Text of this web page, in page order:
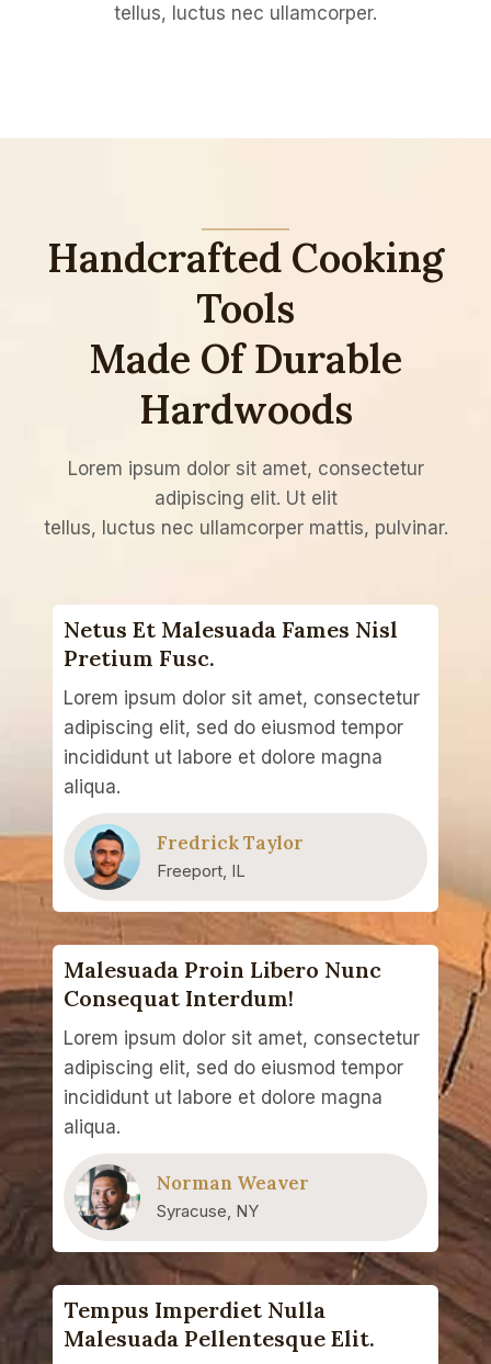
tellus, luctus nec ullamcorper.
Handcrafted Cooking
Tools
Made Of Durable
Hardwoods
Lorem ipsum dolor sit amet, consectetur
adipiscing elit. Ut elit
tellus, luctus nec ullamcorper mattis, pulvinar.
Netus Et Malesuada Fames Nisl
Pretium Fusc.​
Lorem ipsum dolor sit amet, consectetur
adipiscing elit, sed do eiusmod tempor
incididunt ut labore et dolore magna
aliqua.
Fredrick Taylor
Freeport, IL
Malesuada Proin Libero Nunc
Consequat Interdum!
Lorem ipsum dolor sit amet, consectetur
adipiscing elit, sed do eiusmod tempor
incididunt ut labore et dolore magna
aliqua.
Norman Weaver
Syracuse, NY
Tempus Imperdiet Nulla
Malesuada Pellentesque Elit.